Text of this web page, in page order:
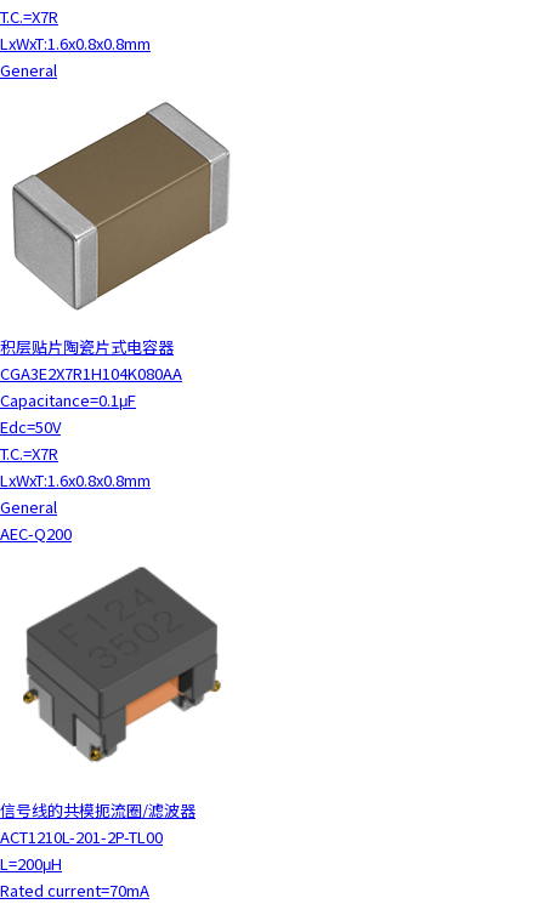
c
t
w
t
e
n
t
.
T.C.=X7R
LxWxT:1.6x0.8x0.8mm
General
积层贴片陶瓷片式电容器
CGA3E2X7R1H104K080AA
Capacitance=0.1μF
Edc=50V
T.C.=X7R
LxWxT:1.6x0.8x0.8mm
General
AEC-Q200
信号线的共模扼流圈/滤波器
ACT1210L-201-2P-TL00
L=200μH
Rated current=70mA